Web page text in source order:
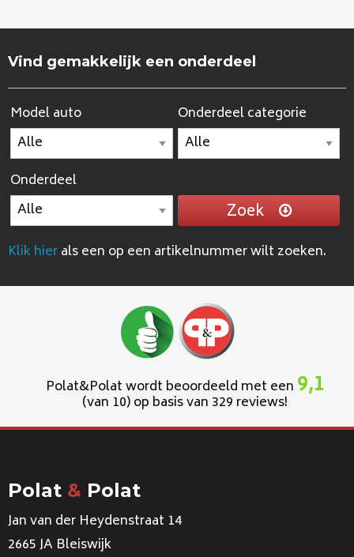
Vind gemakkelijk een onderdeel
Model auto Onderdeel categorie
Onderdeel
Zoek
Klik hierals een op een artikelnummer wilt zoeken.
Polat&Polat wordt beoordeeld met een 9,1
(van 10) op basis van 329 reviews!
Polat & Polat
Jan van der Heydenstraat 14
2665 JA Bleiswijk